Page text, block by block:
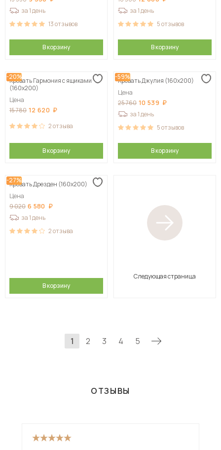
за 1 день
13отзывов
В корзину
за 1 день
5отзывов
В корзину
-20%
Кровать Гармония с ящиками
(160х200)
Цена
15 780 12 620
2отзыва
В корзину
-59%
Кровать Джулия (160х200)
Цена
25 760 10 539
за 1 день
5отзывов
В корзину
-27%
Кровать Дрезден (160х200)
Цена
9 020 6 580
за 1 день
2отзыва
В корзину
Следующая страница
1 2 3 4 5
ОТЗЫВЫ